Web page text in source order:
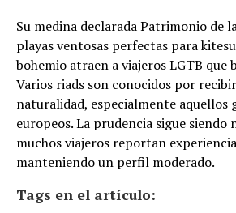
Su medina declarada Patrimonio de
playas ventosas perfectas para
bohemio atraen a viajeros LGTB que
Varios riads son conocidos por
naturalidad, especialmente aquellos
europeos. La prudencia sigue siendo
muchos viajeros reportan
manteniendo un perfil moderado.
Tags en el artículo: